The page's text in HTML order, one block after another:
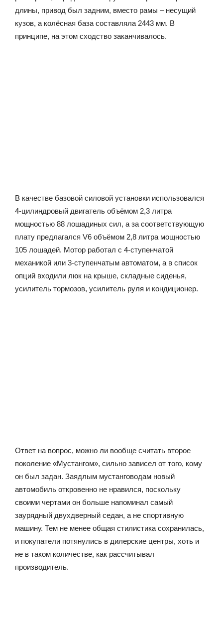
длины, привод был задним, вместо рамы – несущий
кузов, а колёсная база составляла 2443 мм. В
принципе, на этом сходство заканчивалось.
В качестве базовой силовой установки использовался
4-цилиндровый двигатель объёмом 2,3 литра
мощностью 88 лошадиных сил, а за соответствующую
плату предлагался V6 объёмом 2,8 литра мощностью
105 лошадей. Мотор работал с 4-ступенчатой
механикой или 3-ступенчатым автоматом, а в список
опций входили люк на крыше, складные сиденья,
усилитель тормозов, усилитель руля и кондиционер.
Ответ на вопрос, можно ли вообще считать второе
поколение «Мустангом», сильно зависел от того, кому
он был задан. Заядлым мустанговодам новый
автомобиль откровенно не нравился, поскольку
своими чертами он больше напоминал самый
заурядный двухдверный седан, а не спортивную
машину. Тем не менее общая стилистика сохранилась,
и покупатели потянулись в дилерские центры, хоть и
не в таком количестве, как рассчитывал
производитель.